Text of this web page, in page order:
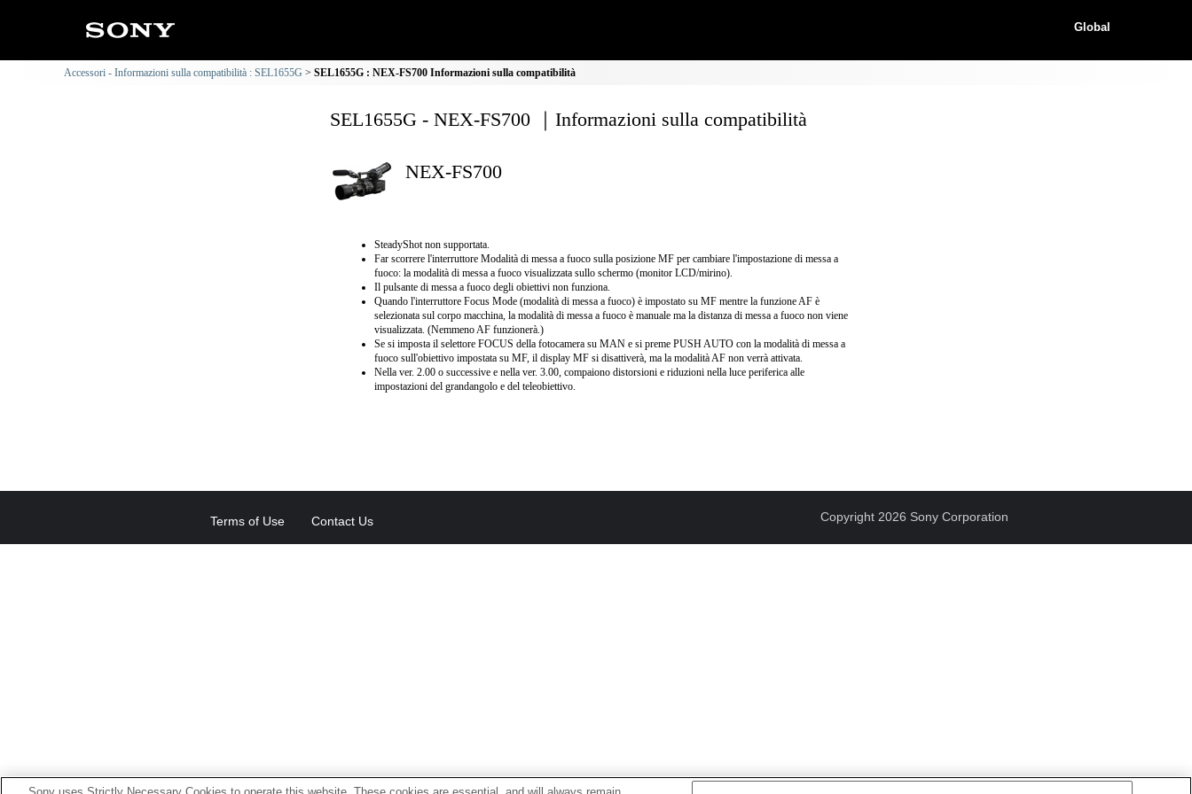
Global
Accessori - Informazioni sulla compatibilità : SEL1655G SEL1655G : NEX-FS700 Informazioni sulla compatibilità
SEL1655G - NEX-FS700 ｜Informazioni sulla compatibilità
NEX-FS700
SteadyShot non supportata.
Far scorrere l'interruttore Modalità di messa a fuoco sulla posizione MF per cambiare l'impostazione di messa a
fuoco: la modalità di messa a fuoco visualizzata sullo schermo (monitor LCD/mirino).
Il pulsante di messa a fuoco degli obiettivi non funziona.
Quando l'interruttore Focus Mode (modalità di messa a fuoco) è impostato su MF mentre la funzione AF è
selezionata sul corpo macchina, la modalità di messa a fuoco è manuale ma la distanza di messa a fuoco non viene
visualizzata. (Nemmeno AF funzionerà.)
Se si imposta il selettore FOCUS della fotocamera su MAN e si preme PUSH AUTO con la modalità di messa a
fuoco sull'obiettivo impostata su MF, il display MF si disattiverà, ma la modalità AF non verrà attivata.
Nella ver. 2.00 o successive e nella ver. 3.00, compaiono distorsioni e riduzioni nella luce periferica alle
impostazioni del grandangolo e del teleobiettivo.
Terms of Use Contact Us Copyright 2026 Sony Corporation